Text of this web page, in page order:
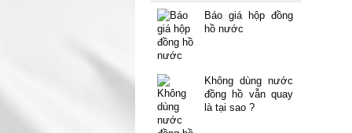
Báo giá hộp đồng
hồ nước
Không dùng nước
đồng hồ vẫn quay
là tại sao ?